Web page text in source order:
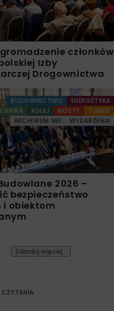
członków
Izby
Drogownictwa
BUDOWNICTWO
ENERGETYKA
KOLEJ MOSTY
TUNELE
ARCHIWUM NBI
WYDARZENIA
2026 –
bezpieczeństwo
i obiektom
Załaduj więcej...